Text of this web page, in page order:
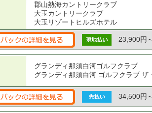
郡山熱海カントリークラブ
大玉カントリークラブ
大玉リゾートヒルズホテル
23,900円
グランディ那須白河ゴルフクラブ
グランディ那須白河 ゴルフクラブ ザ
34,500円